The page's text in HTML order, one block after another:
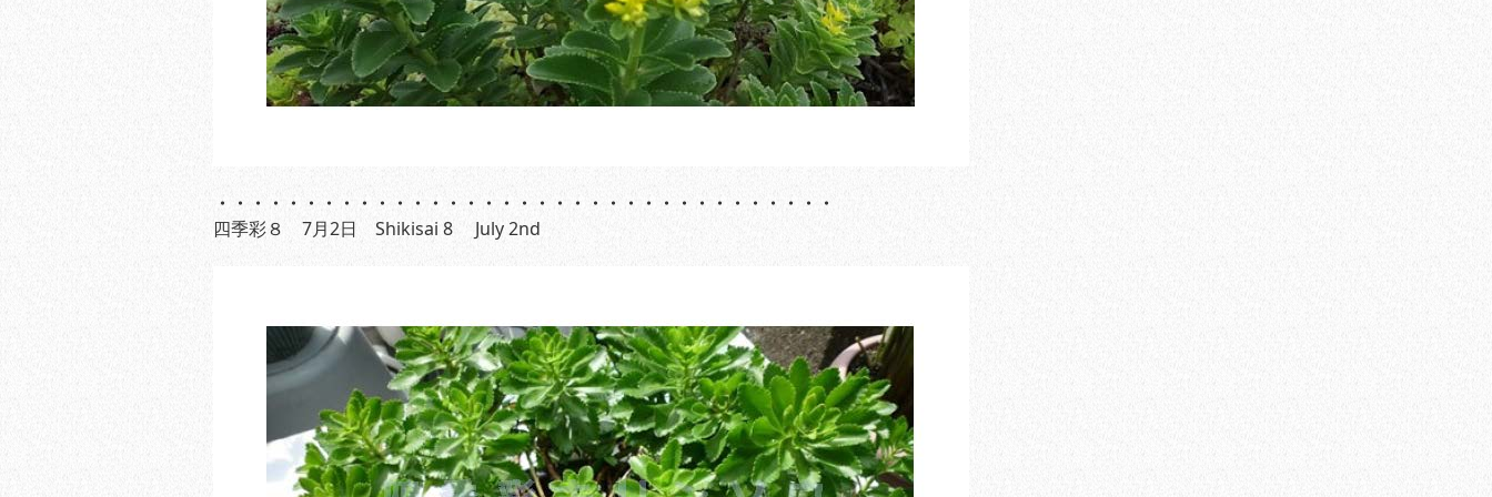
・・・・・・・・・・・・・・・・・・・・・・・・・・・・・・・・・・・
四季彩８ 7月2日 Shikisai 8 July 2nd